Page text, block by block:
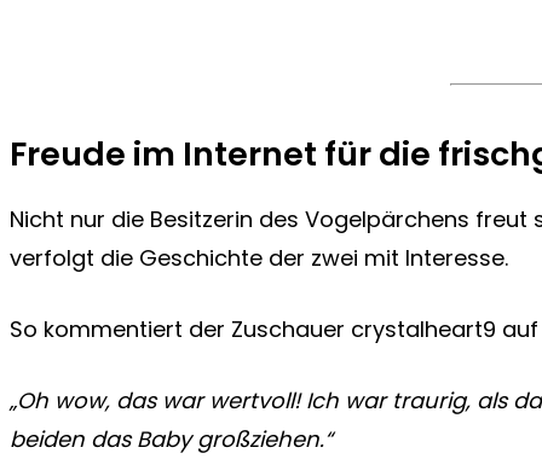
Freude im Internet für die
Nicht nur die Besitzerin des Vogelpärchens
verfolgt die Geschichte der zwei mit Interesse.
So kommentiert der Zuschauer crystalheart9
„Oh wow, das war wertvoll! Ich war traurig, als
beiden das Baby großziehen.“